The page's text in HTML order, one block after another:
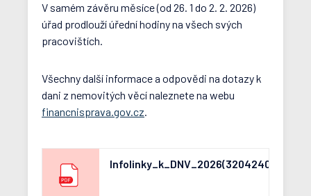
V samém závěru měsíce (od 26. 1 do 2. 2. 2026)
úřad prodlouží úřední hodiny na všech svých
pracovištích.
Všechny další informace a odpovědi na dotazy k
dani z nemovitých věcí naleznete na webu
financnisprava.gov.cz.
Infolinky_k_DNV_2026(3204240687)